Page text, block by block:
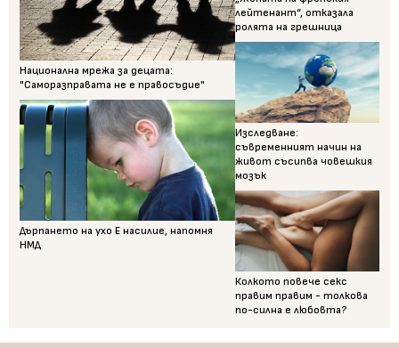
Национална мрежа за децата:
"Саморазправата не е правосъдие"
Дърпането на ухо Е насилие, напомня
НМД
лейтенант“, отказала
ролята на грешница
Изследване:
съвременният начин на
живот съсипва човешкия
мозък
Колкото повече секс
правим правим - толкова
по-силна е любовта?